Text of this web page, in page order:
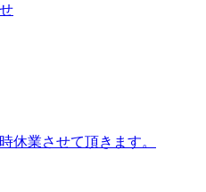
休業させて頂きます。